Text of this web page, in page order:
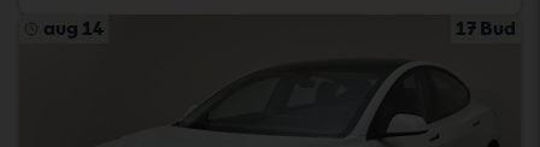
aug 14 17 Bud